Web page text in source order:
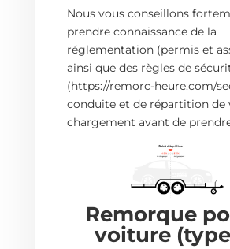
Nous vous conseillons
prendre connaissance de la
réglementation (permis et
ainsi que desrègles de
(https://remorc-heure.com/
conduite et de répartition de
chargement avant de
Remorque
voiture